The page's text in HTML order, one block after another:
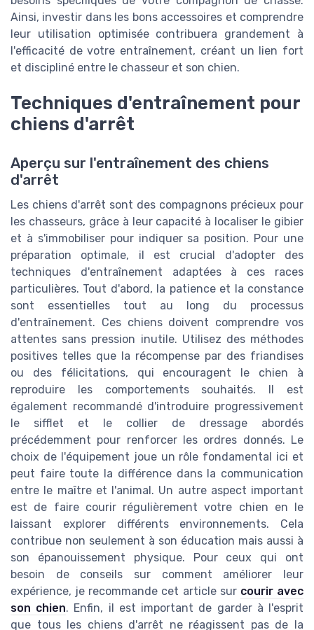
Ainsi, investir dans les bons accessoires et comprendre
leur utilisation optimisée contribuera grandement à
l'efficacité de votre entraînement, créant un lien fort
et discipliné entre le chasseur et son chien.
Techniques d'entraînement pour
chiens d'arrêt
Aperçu sur l'entraînement des chiens
d'arrêt
Les chiens d'arrêt sont des compagnons précieux pour
les chasseurs, grâce à leur capacité à localiser le gibier
et à s'immobiliser pour indiquer sa position. Pour une
préparation optimale, il est crucial d'adopter des
techniques d'entraînement adaptées à ces races
particulières. Tout d'abord, la patience et la constance
sont essentielles tout au long du processus
d'entraînement. Ces chiens doivent comprendre vos
attentes sans pression inutile. Utilisez des méthodes
positives telles que la récompense par des friandises
ou des félicitations, qui encouragent le chien à
reproduire les comportements souhaités. Il est
également recommandé d'introduire progressivement
le sifflet et le collier de dressage abordés
précédemment pour renforcer les ordres donnés. Le
choix de l'équipement joue un rôle fondamental ici et
peut faire toute la différence dans la communication
entre le maître et l'animal. Un autre aspect important
est de faire courir régulièrement votre chien en le
laissant explorer différents environnements. Cela
contribue non seulement à son éducation mais aussi à
son épanouissement physique. Pour ceux qui ont
besoin de conseils sur comment améliorer leur
expérience, je recommande cet article sur courir avec
son chien. Enfin, il est important de garder à l'esprit
que tous les chiens d'arrêt ne réagissent pas de la